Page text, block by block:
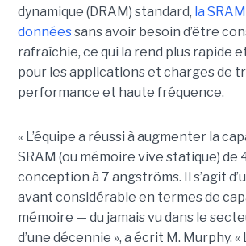
dynamique (DRAM) standard, la
donnéessans avoir besoin d’être
rafraîchie, ce qui la rend plus rapide
pour les applications et charges de
performance et haute fréquence.
« L’équipe a réussi à augmenter la
SRAM (ou mémoire vive statique) de
conception à 7 angströms. Il s’agit
avant considérable en termes de
mémoire — du jamais vu dans le
d’une décennie », a écrit M. Murphy. «